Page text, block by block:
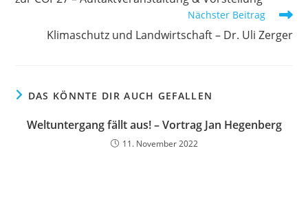
Nächster Beitrag
Klimaschutz und Landwirtschaft – Dr. Uli Zerger
DAS KÖNNTE DIR AUCH GEFALLEN
Weltuntergang fällt aus! – Vortrag Jan Hegenberg
11. November 2022